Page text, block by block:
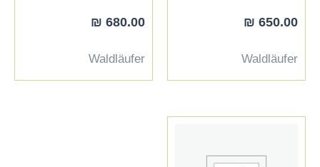
₪ 650.00
Waldläufer
₪ 680.00
Waldläufer